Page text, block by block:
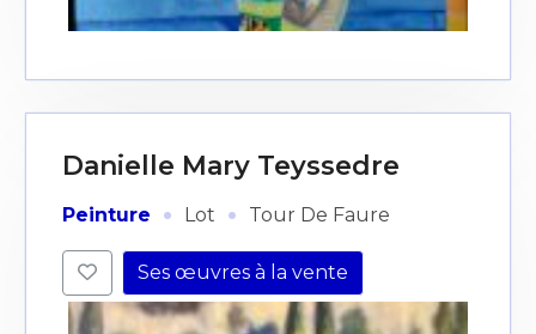
Danielle Mary Teyssedre
Peinture · Lot · Tour De Faure
Ses œuvres à la vente